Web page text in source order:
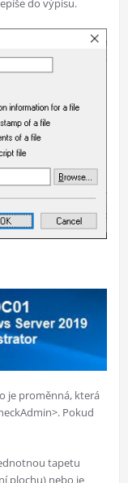
do výpisu.
je proměnná, která
Pokud
tapetu
plochu) nebo je